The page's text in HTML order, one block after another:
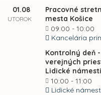
01.08
UTOROK
Pracovné
mesta Košice
09:00 - 10:00
Kancelária
Kontrolný deň
verejných
Lidické
10:00 - 11:00
Lidické